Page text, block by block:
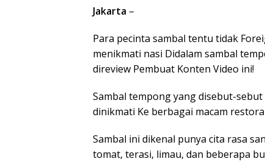
Jakarta –
Para pecinta sambal tentu tidak
menikmati nasi Didalam sambal
direview Pembuat Konten Video ini!
Sambal tempong yang disebut-
dinikmati Ke berbagai macam
Sambal ini dikenal punya cita rasa
tomat, terasi, limau, dan beberapa